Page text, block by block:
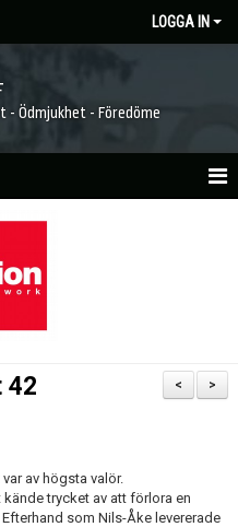
LOGGA IN
- Ödmjukhet - Föredöme
>
<
42
av högsta valör.
trycket av att förlora en
som Nils-Åke levererade